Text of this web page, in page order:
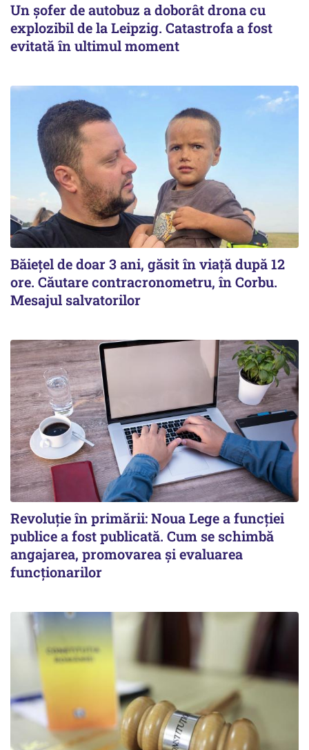
Un șofer de autobuz a doborât drona cu
explozibil de la Leipzig. Catastrofa a fost
evitată în ultimul moment
Băiețel de doar 3 ani, găsit în viață după 12
ore. Căutare contracronometru, în Corbu.
Mesajul salvatorilor
Revoluție în primării: Noua Lege a funcției
publice a fost publicată. Cum se schimbă
angajarea, promovarea și evaluarea
funcționarilor